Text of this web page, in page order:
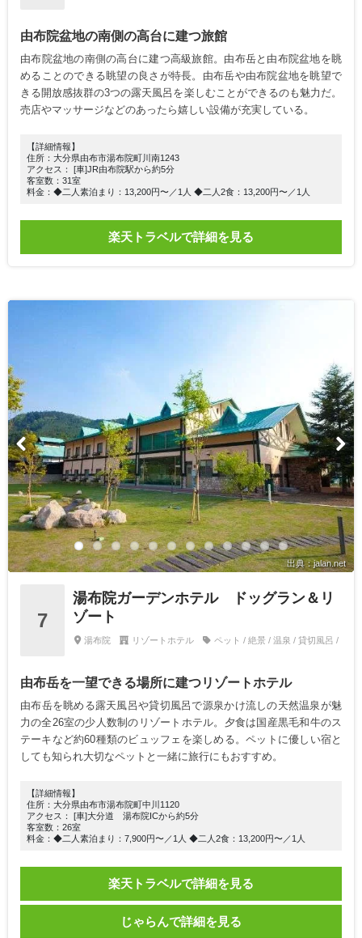
由布院盆地の南側の高台に建つ旅館
由布院盆地の南側の高台に建つ高級旅館。由布岳と由布院盆地を眺
めることのできる眺望の良さが特長。由布岳や由布院盆地を眺望で
きる開放感抜群の3つの露天風呂を楽しむことができるのも魅力だ。
売店やマッサージなどのあったら嬉しい設備が充実している。
【詳細情報】
住所：大分県由布市湯布院町川南1243
アクセス： [車]JR由布院駅から約5分
客室数：31室
料金：◆二人素泊まり：13,200円〜／1人 ◆二人2食：13,200円〜／1人
楽天トラベルで詳細を見る
出典：jalan.net
7
湯布院ガーデンホテル ドッグラン＆リ
ゾート
湯布院 リゾートホテル ペット / 絶景 / 温泉 / 貸切風呂 /
由布岳を一望できる場所に建つリゾートホテル
由布岳を眺める露天風呂や貸切風呂で源泉かけ流しの天然温泉が魅
力の全26室の少人数制のリゾートホテル。夕食は国産黒毛和牛のス
テーキなど約60種類のビュッフェを楽しめる。ペットに優しい宿と
しても知られ大切なペットと一緒に旅行にもおすすめ。
【詳細情報】
住所：大分県由布市湯布院町中川1120
アクセス： [車]大分道 湯布院ICから約5分
客室数：26室
料金：◆二人素泊まり：7,900円〜／1人 ◆二人2食：13,200円〜／1人
楽天トラベルで詳細を見る
じゃらんで詳細を見る